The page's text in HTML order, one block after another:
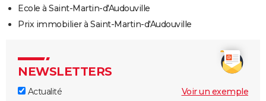
Ecole à Saint-Martin-d'Audouville
Prix immobilier à Saint-Martin-d'Audouville
NEWSLETTERS
Actualité
Voir un exemple